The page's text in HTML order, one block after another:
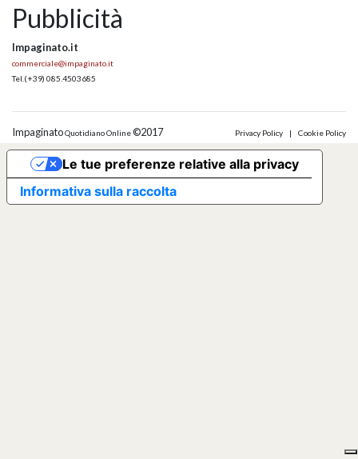
Pubblicità
Impaginato.it
commerciale@impaginato.it
Tel. (+39) 085.4503685
ImpaginatoQuotidiano Online©2017 Privacy Policy | Cookie Policy
Informativa sulla raccolta
Le tue preferenze relative alla privacy